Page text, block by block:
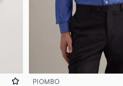
PIOMBO